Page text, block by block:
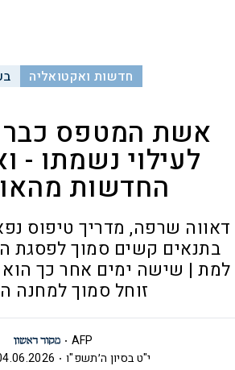
חדשות ואקטואליה
אשת המטפס
לעילוי נשמתו -
החדשות
דאווה שרפה, מדריך טיפוס
בתנאים קשים סמוך לפסגת
למת | שישה ימים אחר כך
זוחל סמוך למחנה
AFP
י"ט בסיון ה׳תשפ"ו
| 09:05